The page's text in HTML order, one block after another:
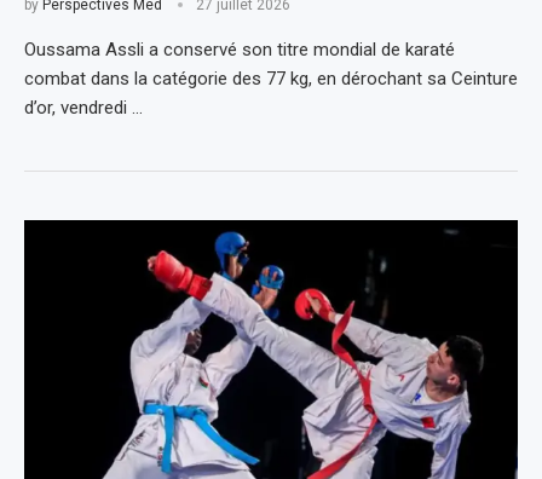
by Perspectives Med 27 juillet 2026
Oussama Assli a conservé son titre mondial de karaté
combat dans la catégorie des 77 kg, en dérochant sa Ceinture
d’or, vendredi …